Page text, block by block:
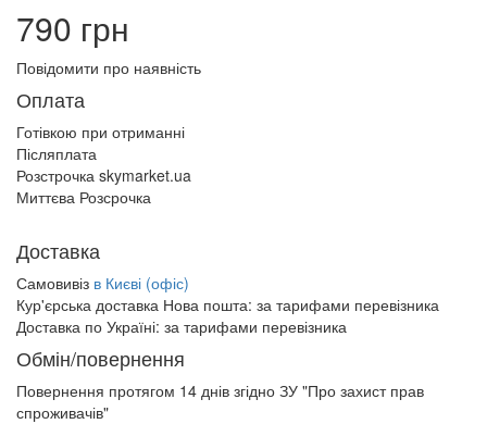
790 грн
Повідомити про наявність
Оплата
Готівкою при отриманні
Післяплата
Розстрочка skymarket.ua
Миттєва Розсрочка
Доставка
Самовивіз в Києві (офіс)
Кур'єрська доставка Нова пошта: за тарифами перевізника
Доставка по Україні: за тарифами перевізника
Обмін/повернення
Повернення протягом 14 днів згідно ЗУ "Про захист прав
спроживачів"